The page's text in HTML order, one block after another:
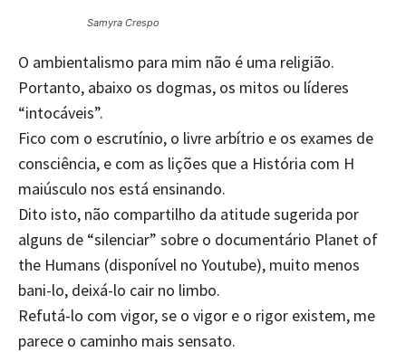
Samyra Crespo
O ambientalismo para mim não é uma religião.
Portanto, abaixo os dogmas, os mitos ou líderes
“intocáveis”.
Fico com o escrutínio, o livre arbítrio e os exames de
consciência, e com as lições que a História com H
maiúsculo nos está ensinando.
Dito isto, não compartilho da atitude sugerida por
alguns de “silenciar” sobre o documentário Planet of
the Humans (disponível no Youtube), muito menos
bani-lo, deixá-lo cair no limbo.
Refutá-lo com vigor, se o vigor e o rigor existem, me
parece o caminho mais sensato.